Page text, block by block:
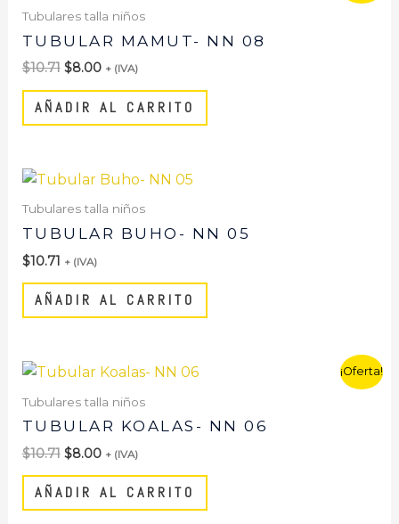
Tubulares talla niños
TUBULAR MAMUT- NN 08
$10.71
original
$10.71.
$8.00
actual
$8.00.
+ (IVA)
AÑADIR AL CARRITO
Tubulares talla niños
TUBULAR BUHO- NN 05
$10.71 + (IVA)
AÑADIR AL CARRITO
¡Oferta!
Tubulares talla niños
TUBULAR KOALAS- NN 06
$10.71
El
original
$10.71.
$8.00
El
actual
$8.00.
+ (IVA)
AÑADIR AL CARRITO